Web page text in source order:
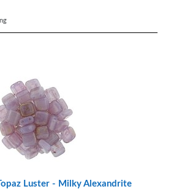
Luster - Milky Alexandrite